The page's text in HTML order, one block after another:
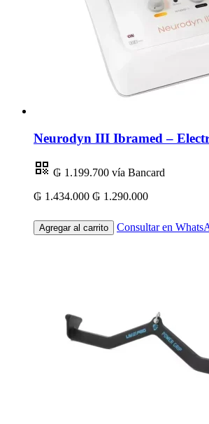
Neurodyn III Ibramed –
₲ 1.199.700 vía Bancard
₲ 1.434.000 ₲ 1.290.000
Agregar al carrito Consultar en